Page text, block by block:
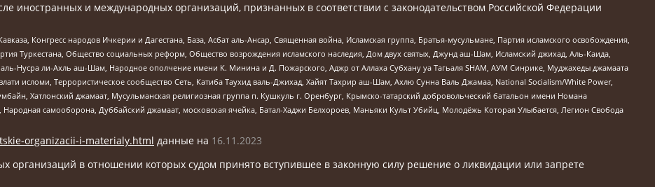
иностранных и международных организаций, признанных в соответствии с законодательством Российской Федерации
Конгресс народов Ичкерии и Дагестана, База, Асбат аль-Ансар, Священная война, Исламская группа, Братья-мусульмане, Партия исламского освобождения,
Туркестана, Общество социальных реформ, Общество возрождения исламского наследия, Дом двух святых, Джунд аш-Шам, Исламский джихад, Аль-Каида,
аль-Нусра ли-Ахль аш-Шам, Народное ополчение имени К. Минина и Д. Пожарского, Аджр от Аллаха Субхану уа Тагьаля SHAM, АУМ Синрике, Муджахеды джамаата
исломи, Террористическое сообщество Сеть, Катиба Таухид валь-Джихад, Хайят Тахрир аш-Шам, Ахлю Сунна Валь Джамаа, National Socialism/White Power,
Хатлонский джамаат, Мусульманская религиозная группа п. Кушкуль г. Оренбург, Крымско-татарский добровольческий батальон имени Номана
самооборона, Дуббайский джамаат, московская ячейка, Батал-Хаджи Белхороев, Маньяки Культ Убийц, Молодёжь Которая Улыбается, Легион Свобода
organizacii-i-materialy.html данные на 16.11.2023
в отношении которых судом принято вступившее в законную силу решение о ликвидации или запрете